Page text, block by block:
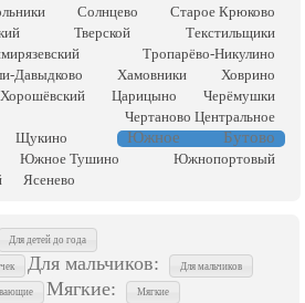
Солнцево
Старое Крюково
Тверской
Текстильщики
Тропарёво-Никулино
Давыдково Хамовники
Ховрино
Хорошёвский Царицыно
Черёмушки
Чертаново Центральное
Щукино Южное Бутово
Южное Тушино
Южнопортовый
Ясенево
Для детей до года
Для мальчиков: Для мальчиков
Мягкие: Мягкие